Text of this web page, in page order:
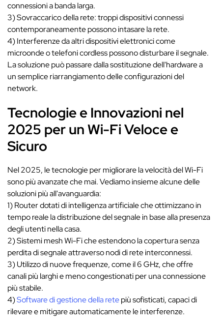
connessioni a banda larga.
3) Sovraccarico della rete: troppi dispositivi connessi
contemporaneamente possono intasare la rete.
4) Interferenze da altri dispositivi elettronici come
microonde o telefoni cordless possono disturbare il segnale.
La soluzione può passare dalla sostituzione dell'hardware a
un semplice riarrangiamento delle configurazioni del
network.
Tecnologie e Innovazioni nel
2025 per un Wi-Fi Veloce e
Sicuro
Nel 2025, le tecnologie per migliorare la velocità del Wi-Fi
sono più avanzate che mai. Vediamo insieme alcune delle
soluzioni più all'avanguardia:
1) Router dotati di intelligenza artificiale che ottimizzano in
tempo reale la distribuzione del segnale in base alla presenza
degli utenti nella casa.
2) Sistemi mesh Wi-Fi che estendono la copertura senza
perdita di segnale attraverso nodi di rete interconnessi.
3) Utilizzo di nuove frequenze, come il 6 GHz, che offre
canali più larghi e meno congestionati per una connessione
più stabile.
4)Software di gestione della retepiù sofisticati, capaci di
rilevare e mitigare automaticamente le interferenze.